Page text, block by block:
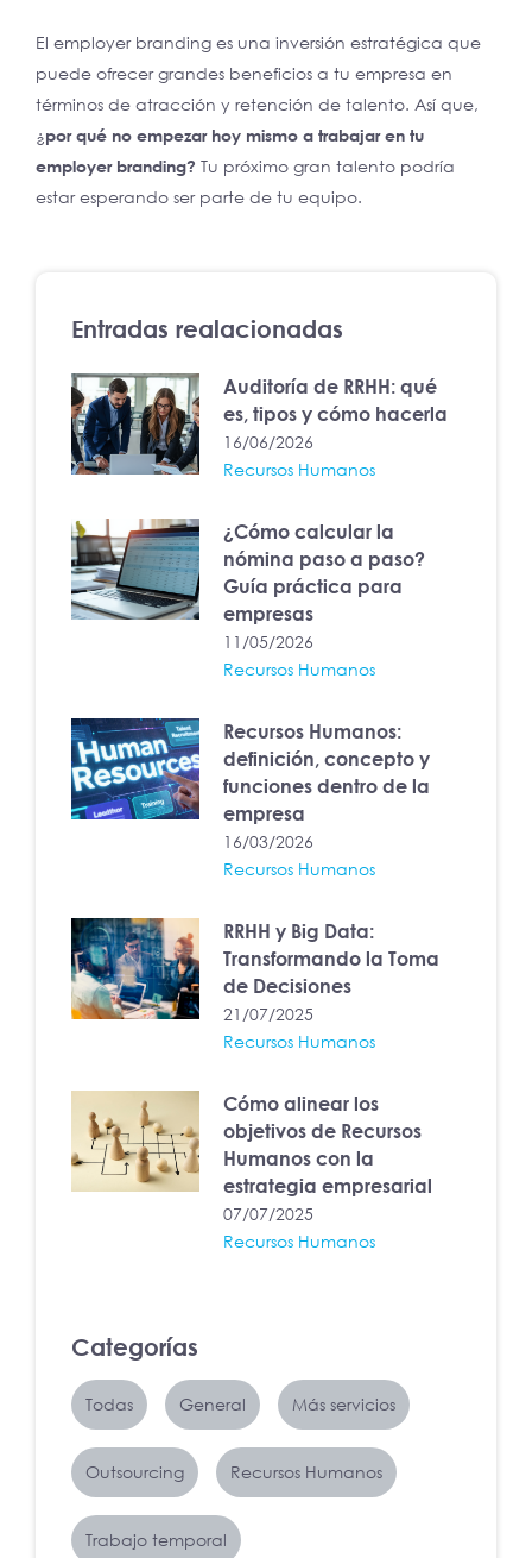
El employer branding es una inversión estratégica que
puede ofrecer grandes beneficios a tu empresa en
términos de atracción y retención de talento. Así que,
¿por qué no empezar hoy mismo a trabajar en tu
employer branding? Tu próximo gran talento podría
estar esperando ser parte de tu equipo.
Entradas realacionadas
Auditoría de RRHH: qué
es, tipos y cómo hacerla
16/06/2026
Recursos Humanos
¿Cómo calcular la
nómina paso a paso?
Guía práctica para
empresas
11/05/2026
Recursos Humanos
Recursos Humanos:
definición, concepto y
funciones dentro de la
empresa
16/03/2026
Recursos Humanos
RRHH y Big Data:
Transformando la Toma
de Decisiones
21/07/2025
Recursos Humanos
Cómo alinear los
objetivos de Recursos
Humanos con la
estrategia empresarial
07/07/2025
Recursos Humanos
Categorías
Todas General Más servicios
Outsourcing Recursos Humanos
Trabajo temporal